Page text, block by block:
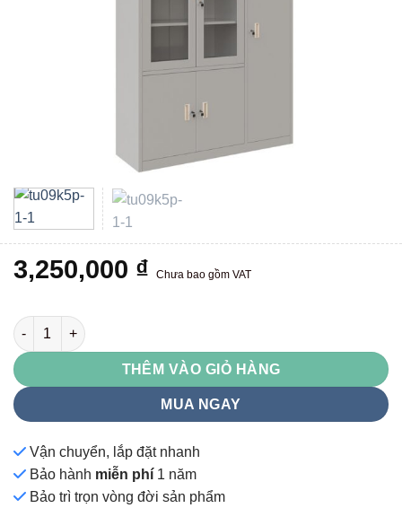
3,250,000 ₫ Chưa bao gồm VAT
TU09K5PCK số lượng
THÊM VÀO GIỎ HÀNG
MUA NGAY
Vận chuyển, lắp đặt nhanh
Bảo hành miễn phí 1 năm
Bảo trì trọn vòng đời sản phẩm